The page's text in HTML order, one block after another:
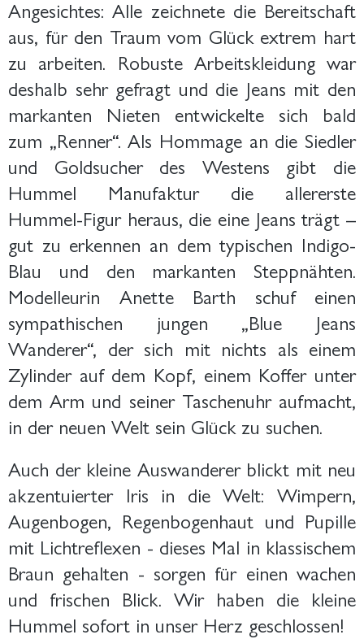
Angesichtes: Alle zeichnete die Bereitschaft
aus, für den Traum vom Glück extrem hart
zu arbeiten. Robuste Arbeitskleidung war
deshalb sehr gefragt und die Jeans mit den
markanten Nieten entwickelte sich bald
zum „Renner“. Als Hommage an die Siedler
und Goldsucher des Westens gibt die
Hummel Manufaktur die allererste
Hummel-Figur heraus, die eine Jeans trägt –
gut zu erkennen an dem typischen Indigo-
Blau und den markanten Steppnähten.
Modelleurin Anette Barth schuf einen
sympathischen jungen „Blue Jeans
Wanderer“, der sich mit nichts als einem
Zylinder auf dem Kopf, einem Koffer unter
dem Arm und seiner Taschenuhr aufmacht,
in der neuen Welt sein Glück zu suchen.
Auch der kleine Auswanderer blickt mit neu
akzentuierter Iris in die Welt: Wimpern,
Augenbogen, Regenbogenhaut und Pupille
mit Lichtreflexen - dieses Mal in klassischem
Braun gehalten - sorgen für einen wachen
und frischen Blick. Wir haben die kleine
Hummel sofort in unser Herz geschlossen!